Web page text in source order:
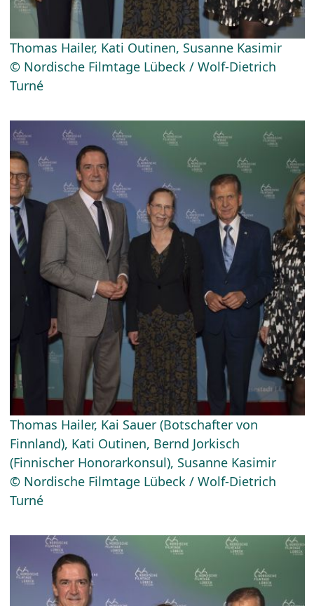
Thomas Hailer, Kati Outinen, Susanne Kasimir
© Nordische Filmtage Lübeck / Wolf-Dietrich
Turné
Thomas Hailer, Kai Sauer (Botschafter von
Finnland), Kati Outinen, Bernd Jorkisch
(Finnischer Honorarkonsul), Susanne Kasimir
© Nordische Filmtage Lübeck / Wolf-Dietrich
Turné